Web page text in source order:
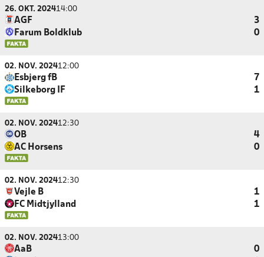
26. OKT. 202414:00
AGF
3
Farum Boldklub
0
02. NOV. 202412:00
Esbjerg fB
7
Silkeborg IF
1
02. NOV. 202412:30
OB
4
AC Horsens
0
02. NOV. 202412:30
Vejle B
1
FC Midtjylland
1
02. NOV. 202413:00
AaB
0